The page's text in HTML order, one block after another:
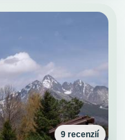
9 recenzií